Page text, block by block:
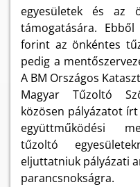
egyesületek és az
támogatására.
forint az önkéntes
pedig a
A BM Országos
Magyar Tűzoltó
közösen pályázatot
együttműködési
tűzoltó
eljuttatniuk pályázati
parancsnokságra.